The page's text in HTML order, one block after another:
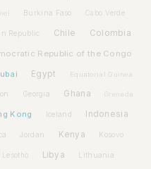
Burkina Faso Cabo Verde
Republic Chile Colombia
Republic of the Congo
Egypt Equatorial Guinea
Georgia Ghana Grenada
Kong Iceland Indonesia
Jordan Kenya Kosovo
Lesotho Libya Lithuania